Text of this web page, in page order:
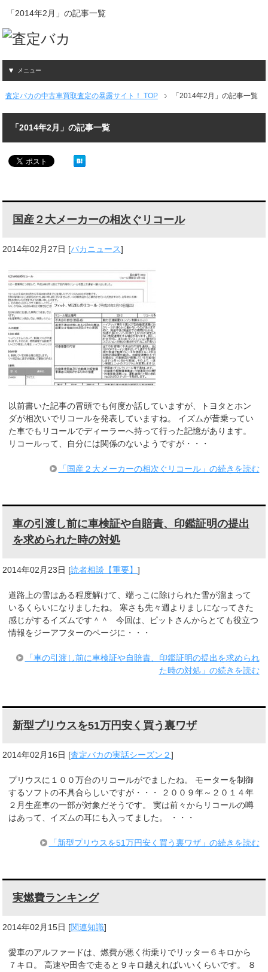
「2014年2月」の記事一覧
メニュー
査定バカの中古車買取査定の暴露サイト！ TOP 「2014年2月」の記事一覧
「2014年2月」の記事一覧
国産２大メーカーの相次ぐリコール
2014年02月27日 [バカニュース]
以前書いた記事の冒頭でも何度か話していますが、トヨタとホン
ダが相次いでリコールを発表していますね。 イズムが昔乗ってい
た車でもリコールでディーラーへ持って行った記憶があります。
リコールって、自分には関係のないようですが・・・
「国産２大メーカーの相次ぐリコール」の続きを読む
車の引渡し前に車検証や自賠責、印鑑証明の提出
を求められた時の対処
2014年02月23日 [読者相談【重要】]
道路上の雪はある程度解けて、端っこに除けられた雪が溜まって
いるくらいになりましたね。 寒さも先々週よりましになってきた
感じがするイズムです＾＾ 今回は、ピットさんからとても役立つ
情報をジーアフターのページに・・・
「車の引渡し前に車検証や自賠責、印鑑証明の提出を求められ
た時の対処」の続きを読む
新型プリウスを51万円安く買う裏ワザ
2014年02月16日 [査定バカの実話シーズン２]
プリウスに１００万台のリコールがでましたね。 モーターを制御
するソフトの不具合らしいですが・・・ ２００９年～２０１４年
２月生産車の一部が対象だそうです。 実は前々からリコールの噂
はあって、イズムの耳にも入ってました。 ・・・
「新型プリウスを51万円安く買う裏ワザ」の続きを読む
実燃費ランキング
2014年02月15日 [関連知識]
愛車のアルファードは、燃費が悪く街乗りでリッター６キロから
７キロ。 高速や田舎で走ると９キロ越えればいいくらいです。 ８